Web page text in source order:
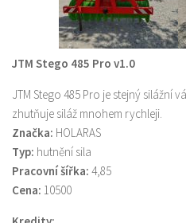
JTM Stego 485 Pro v1.0
JTM Stego 485 Pro je stejný silážní
zhutňuje siláž mnohem rychleji.
Značka: HOLARAS
Typ: hutnění sila
Pracovní šířka: 4,85
Cena: 10500